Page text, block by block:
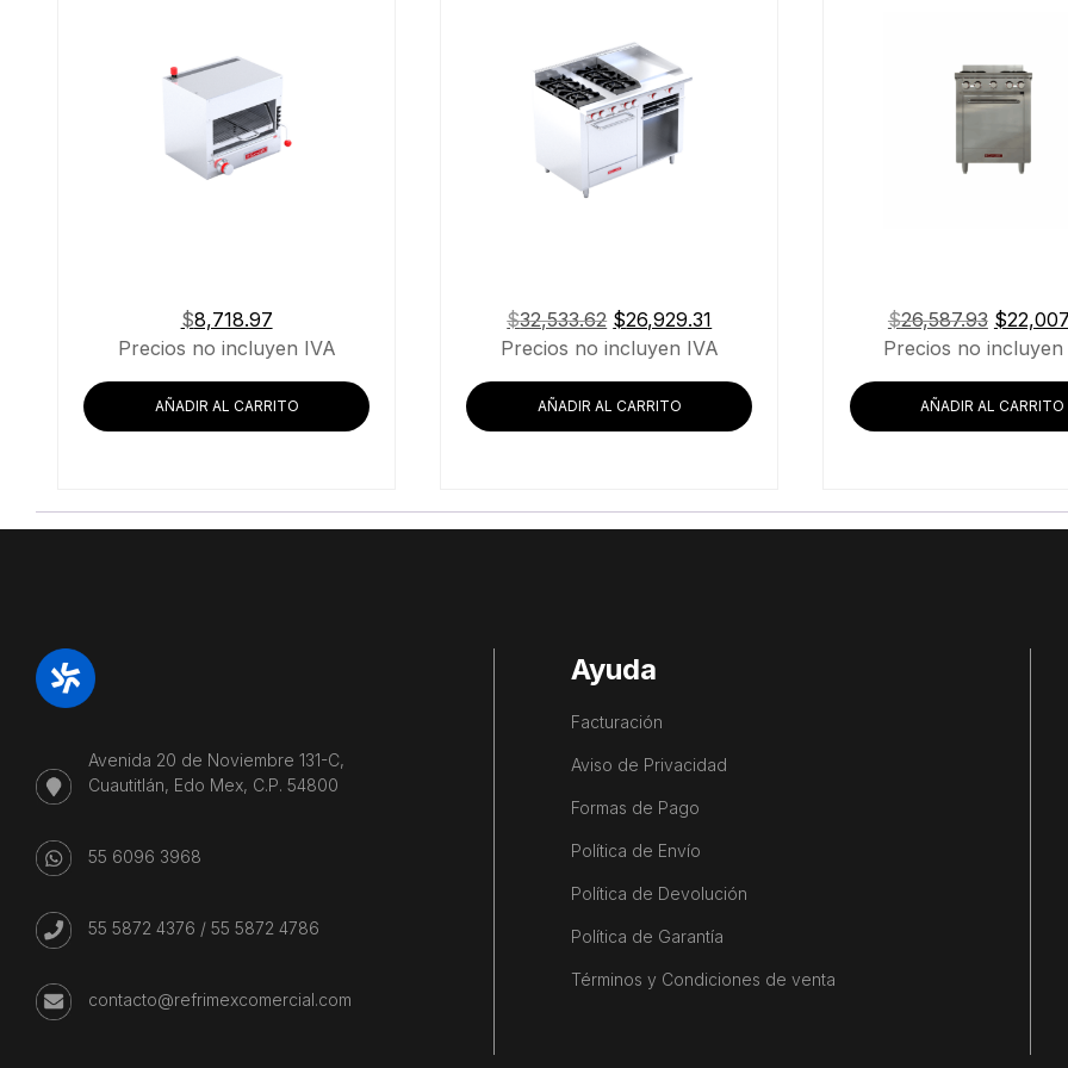
$8,718.97
Precios no incluyen IVA
AÑADIR AL CARRITO
$32,533.62 El
precio
original
era:
$32,533.62.
$26,929.31
precio
actual
$26,929.31.
Precios no incluyen IVA
AÑADIR AL CARRITO
$26,587.93 El
precio
original
era:
$
Precios no incluyen
AÑADIR AL CARRITO
Avenida 20 de Noviembre 131-C,
Cuautitlán, Edo Mex, C.P. 54800
55 6096 3968
55 5872 4376 / 55 5872 4786
contacto@refrimexcomercial.com
Ayuda
Facturación
Aviso de Privacidad
Formas de Pago
Política de Envío
Política de Devolución
Política de Garantía
Términos y Condiciones de venta